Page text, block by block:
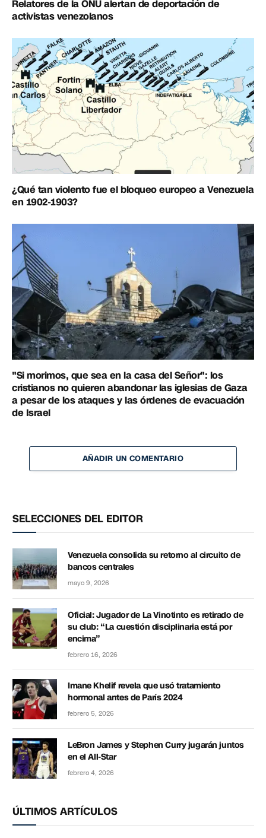
Relatores de la ONU alertan de deportación de
activistas venezolanos
¿Qué tan violento fue el bloqueo europeo a Venezuela
en 1902-1903?
"Si morimos, que sea en la casa del Señor": los
cristianos no quieren abandonar las iglesias de Gaza
a pesar de los ataques y las órdenes de evacuación
de Israel
AÑADIR UN COMENTARIO
SELECCIONES DEL EDITOR
Venezuela consolida su retorno al circuito de
bancos centrales
mayo 9, 2026
Oficial: Jugador de La Vinotinto es retirado de
su club: “La cuestión disciplinaria está por
encima”
febrero 16, 2026
Imane Khelif revela que usó tratamiento
hormonal antes de París 2024
febrero 5, 2026
LeBron James y Stephen Curry jugarán juntos
en el All-Star
febrero 4, 2026
ÚLTIMOS ARTÍCULOS